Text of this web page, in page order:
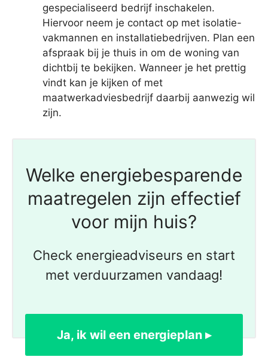
gespecialiseerd bedrijf inschakelen.
Hiervoor neem je contact op met isolatie-
vakmannen en installatiebedrijven. Plan een
afspraak bij je thuis in om de woning van
dichtbij te bekijken. Wanneer je het prettig
vindt kan je kijken of met
maatwerkadviesbedrijf daarbij aanwezig wil
zijn.
Welke energiebesparende
maatregelen zijn effectief
voor mijn huis?
Check energieadviseurs en start
met verduurzamen vandaag!
Ja, ik wil een energieplan ▸